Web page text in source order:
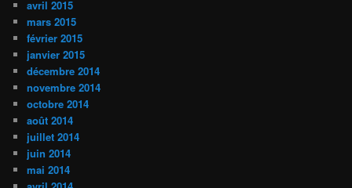
avril 2015
mars 2015
février 2015
janvier 2015
décembre 2014
novembre 2014
octobre 2014
août 2014
juillet 2014
juin 2014
mai 2014